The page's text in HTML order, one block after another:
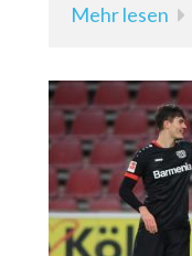
Mehr lesen